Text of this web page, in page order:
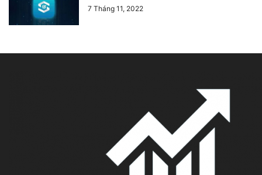
7 Tháng 11, 2022